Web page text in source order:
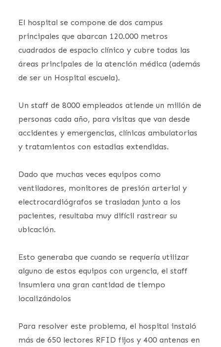
El hospital se compone de dos campus
principales que abarcan 120.000 metros
cuadrados de espacio clínico y cubre todas las
áreas principales de la atención médica (además
de ser un Hospital escuela).
Un staff de 8000 empleados atiende un millón de
personas cada año, para visitas que van desde
accidentes y emergencias, clínicas ambulatorias
y tratamientos con estadias extendidas.
Dado que muchas veces equipos como
ventiladores, monitores de presión arterial y
electrocardiógrafos se trasladan junto a los
pacientes, resultaba muy difícil rastrear su
ubicación.
Esto generaba que cuando se requería utilizar
alguno de estos equipos con urgencia, el staff
insumiera una gran cantidad de tiempo
localizándolos
Para resolver este problema, el hospital instaló
más de 650 lectores RFID fijos y 400 antenas en